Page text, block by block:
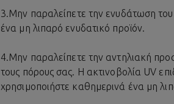
3.Μην παραλείπετε την ενυδάτωση
ένα μη λιπαρό ενυδατικό προϊόν.
4.Μην παραλείπετε την αντηλιακή
τους πόρους σας. Η ακτινοβολία UV
χρησιμοποιήστε καθημερινά ένα μη